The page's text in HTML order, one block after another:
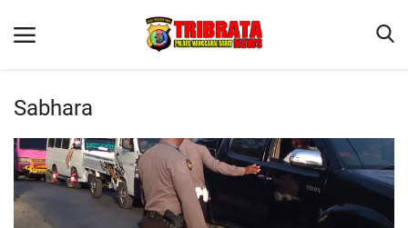
Beranda
Binkam
Terms & Conditions
Sabhara